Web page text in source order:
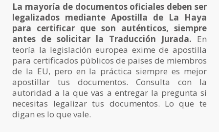
La mayoría de documentos oficiales deben ser
legalizados mediante Apostilla de La Haya
para certificar que son auténticos, siempre
antes de solicitar la Traducción Jurada. En
teoría la legislación europea exime de apostilla
para certificados públicos de paises de miembros
de la EU, pero en la práctica siempre es mejor
apostillar tus documentos. Consulta con la
autoridad a la que vas a entregar la pregunta si
necesitas legalizar tus documentos. Lo que te
digan es lo que vale.